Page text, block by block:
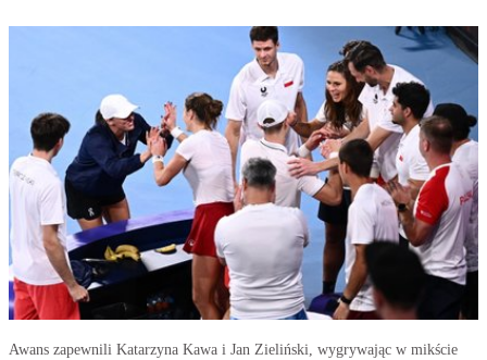
Awans zapewnili Katarzyna Kawa i Jan Zieliński, wygrywając w mikście